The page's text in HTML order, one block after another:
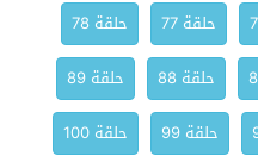
حلقة 77
حلقة 78
حلقة 88
حلقة 89
حلقة 99
حلقة 100